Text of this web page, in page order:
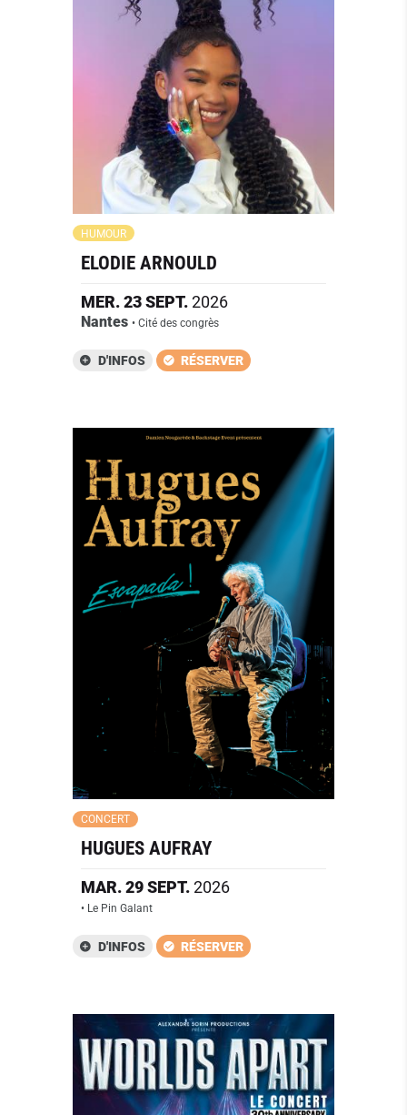
HUMOUR
ELODIE ARNOULD
MER.23SEPT.2026
Nantes • Cité des congrès
D'INFOS RÉSERVER
CONCERT
HUGUES AUFRAY
MAR.29SEPT.2026
• Le Pin Galant
D'INFOS RÉSERVER